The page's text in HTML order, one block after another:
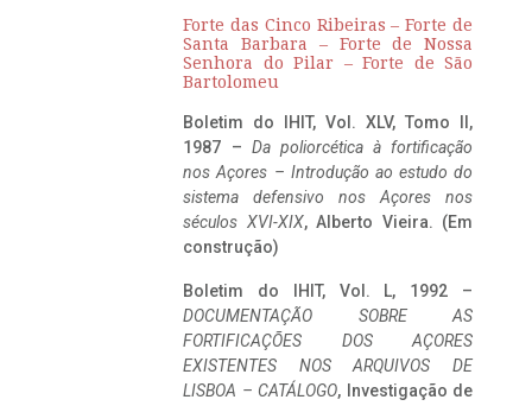
Forte das Cinco Ribeiras – Forte de
Santa Barbara – Forte de Nossa
Senhora do Pilar – Forte de São
Bartolomeu
Boletim do IHIT, Vol. XLV, Tomo II,
1987 – Da poliorcética à fortificação
nos Açores – Introdução ao estudo do
sistema defensivo nos Açores nos
séculos XVI-XIX, Alberto Vieira. (Em
construção)
Boletim do IHIT, Vol. L, 1992 –
DOCUMENTAÇÃO SOBRE AS
FORTIFICAÇÕES DOS AÇORES
EXISTENTES NOS ARQUIVOS DE
LISBOA – CATÁLOGO, Investigação de